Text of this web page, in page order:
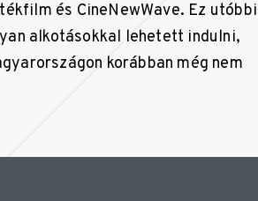
és CineNewWave. Ez utóbbi
alkotásokkal lehetett indulni,
korábban még nem